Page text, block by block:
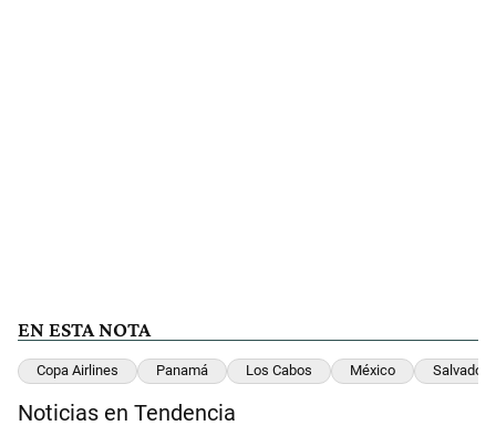
EN ESTA NOTA
Copa Airlines Panamá Los Cabos México Salvador
Noticias en Tendencia